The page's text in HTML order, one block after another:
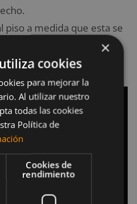
piso a medida que esta se
el otro lado.
×
cookies
para mejorar la
Al utilizar nuestro
todas las cookies
Política de
Cookies de
rendimiento